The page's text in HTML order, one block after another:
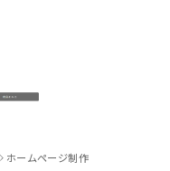
ホームページ制作